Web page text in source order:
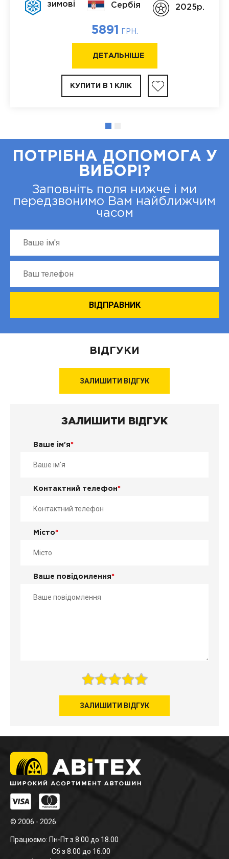
зимові Сербія 2025p.
5891 ГРН.
ДЕТАЛЬНІШЕ
КУПИТИ В 1 КЛІК
ПОТРІБНА ДОПОМОГА У
ВИБОРІ?
Заповніть поля нижче і ми
передзвонимо Вам найближчим
часом
ВІДГУКИ
ЗАЛИШИТИ ВІДГУК
ЗАЛИШИТИ ВІДГУК
Ваше ім'я*
Контактний телефон*
Місто*
Ваше повідомлення*
ЗАЛИШИТИ ВІДГУК
© 2006 - 2026
Працюємо: Пн-Пт з 8.00 до 18.00
Сб з 8.00 до 16.00